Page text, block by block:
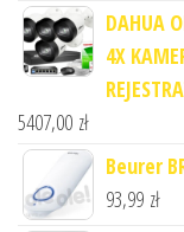
DAHUA
4X
5407,00 zł
Beurer
93,99 zł